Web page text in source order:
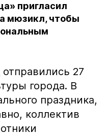
пригласил
мюзикл, чтобы
27
города. В
праздника,
коллектив